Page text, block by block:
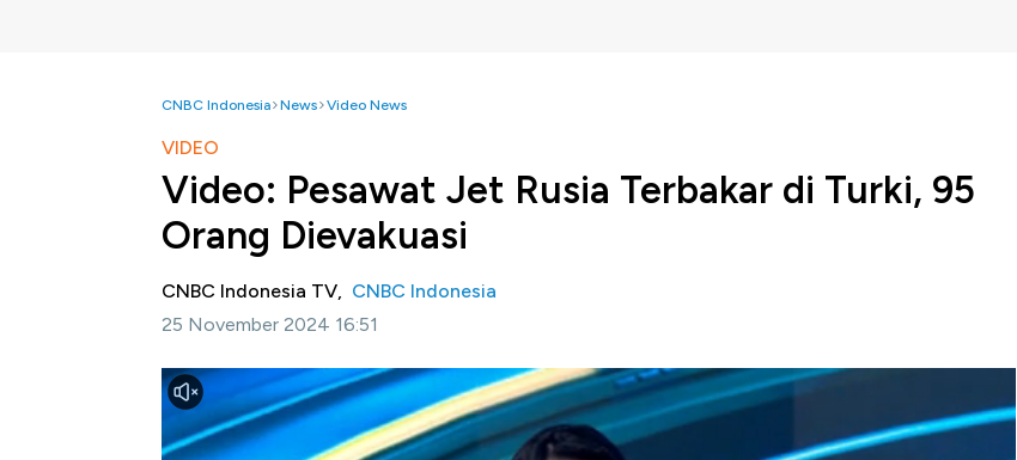
CNBC Indonesia News Video News
VIDEO
Video: Pesawat Jet Rusia Terbakar di Turki, 95
Orang Dievakuasi
CNBC Indonesia TV, CNBC Indonesia
25 November 2024 16:51
Jakarta, CNBC Indonesia -Lebih dari 90 penumpang dan awak berhasil dievakuasi dari sebuah
pesawat Rusia setelah salah satu mesinnya terbakar saat mendarat di Bandara Antalya, Turki. Insiden
ini melibatkan pesawat Sukhoi Superjet 100-SU 95 milik Azimuth Airlines.